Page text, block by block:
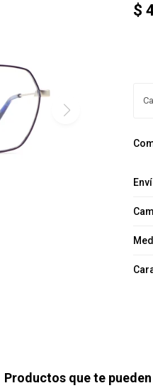
$
Productos que te